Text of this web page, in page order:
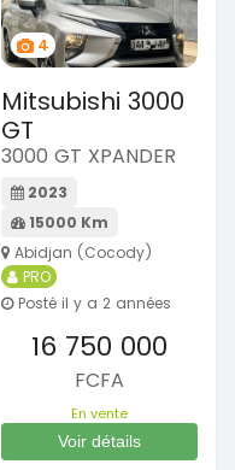
4
Mitsubishi 3000
GT
3000 GT XPANDER
2023
15000 Km
Abidjan (Cocody)
PRO
Posté il y a 2 années
16 750 000
FCFA
En vente
Voir détails